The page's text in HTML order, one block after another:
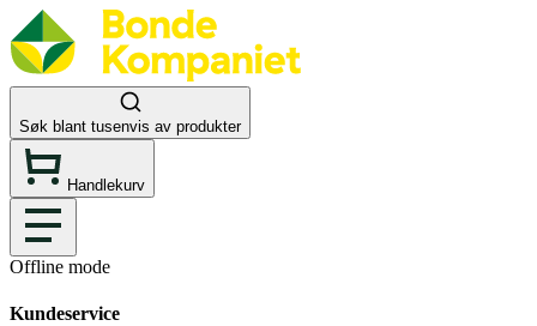
Søk blant tusenvis av produkter
Handlekurv
Offline mode
Kundeservice